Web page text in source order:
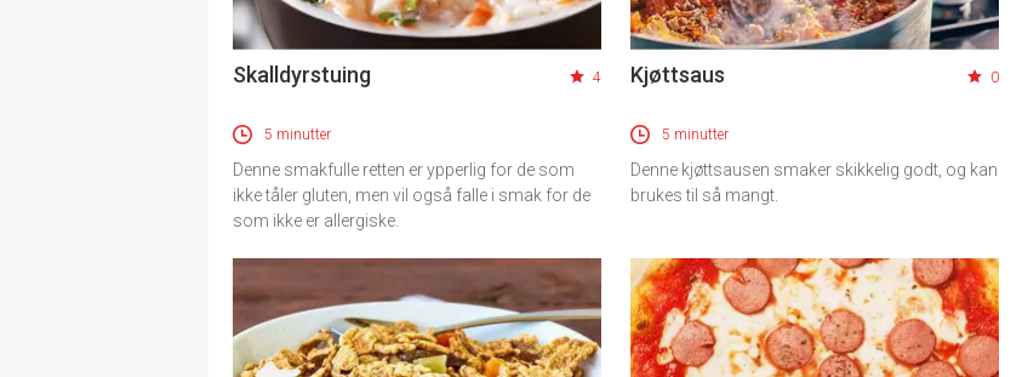
Skalldyrstuing 4
5 minutter
Denne smakfulle retten er ypperlig for de som
ikke tåler gluten, men vil også falle i smak for de
som ikke er allergiske.
Kjøttsaus 0
5 minutter
Denne kjøttsausen smaker skikkelig godt, og kan
brukes til så mangt.